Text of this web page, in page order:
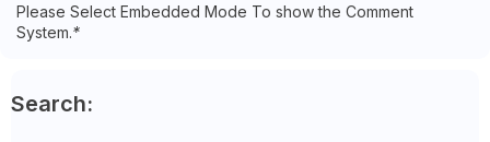
Please Select Embedded Mode To show the Comment
System.*
Search: